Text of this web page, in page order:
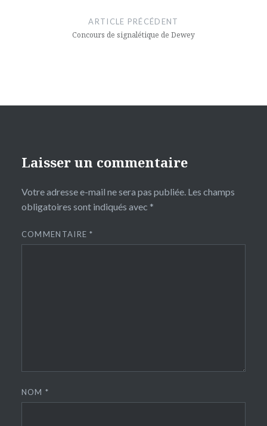
ARTICLE PRÉCÉDENT
Concours de signalétique de Dewey
Laisser un commentaire
Votre adresse e-mail ne sera pas publiée. Les champs
obligatoires sont indiqués avec *
COMMENTAIRE*
NOM*